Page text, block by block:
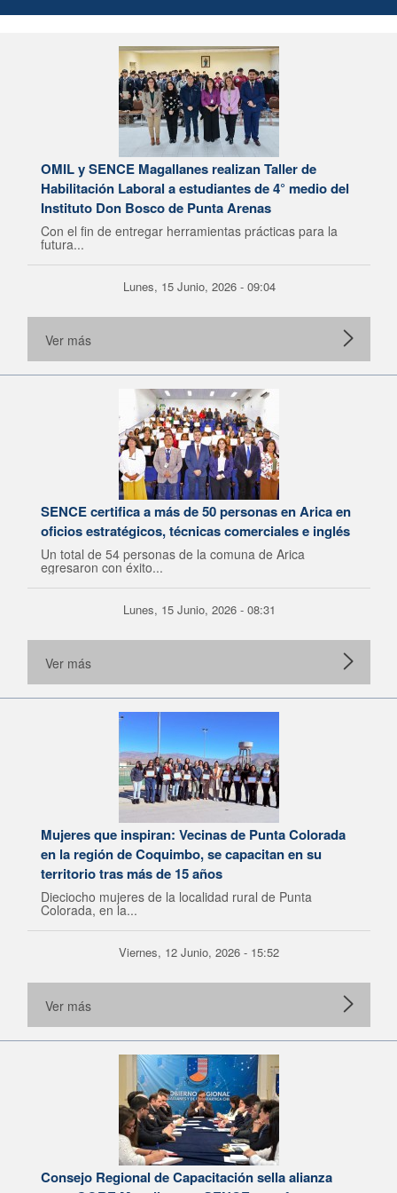
OMIL y SENCE Magallanes realizan Taller de
Habilitación Laboral a estudiantes de 4° medio del
Instituto Don Bosco de Punta Arenas
Con el fin de entregar herramientas prácticas para la
futura...
Lunes, 15 Junio, 2026 - 09:04
Ver más
SENCE certifica a más de 50 personas en Arica en
oficios estratégicos, técnicas comerciales e inglés
Un total de 54 personas de la comuna de Arica
egresaron con éxito...
Lunes, 15 Junio, 2026 - 08:31
Ver más
Mujeres que inspiran: Vecinas de Punta Colorada
en la región de Coquimbo, se capacitan en su
territorio tras más de 15 años
Dieciocho mujeres de la localidad rural de Punta
Colorada, en la...
Viernes, 12 Junio, 2026 - 15:52
Ver más
Consejo Regional de Capacitación sella alianza